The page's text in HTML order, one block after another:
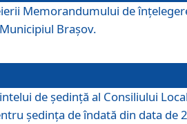
Memorandumului de
Brașov.
de şedinţă al Consiliului
ședința de îndată din data de